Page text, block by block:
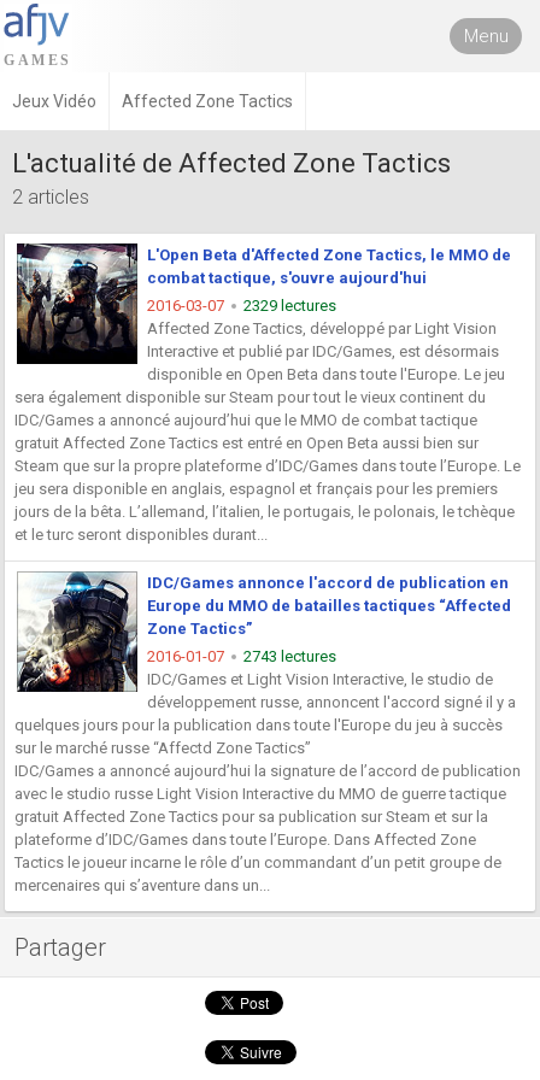
Menu
Jeux Vidéo Affected Zone Tactics
L'actualité de Affected Zone Tactics
2 articles
L'Open Beta d'Affected Zone Tactics, le MMO de
combat tactique, s'ouvre aujourd'hui
2016-03-07
2329 lectures
Affected Zone Tactics, développé par Light Vision
Interactive et publié par IDC/Games, est désormais
disponible en Open Beta dans toute l'Europe. Le jeu
sera également disponible sur Steam pour tout le vieux continent du
IDC/Games a annoncé aujourd’hui que le MMO de combat tactique
gratuit Affected Zone Tactics est entré en Open Beta aussi bien sur
Steam que sur la propre plateforme d’IDC/Games dans toute l’Europe. Le
jeu sera disponible en anglais, espagnol et français pour les premiers
jours de la bêta. L’allemand, l’italien, le portugais, le polonais, le tchèque
et le turc seront disponibles durant...
IDC/Games annonce l'accord de publication en
Europe du MMO de batailles tactiques “Affected
Zone Tactics”
2016-01-07
2743 lectures
IDC/Games et Light Vision Interactive, le studio de
développement russe, annoncent l'accord signé il y a
quelques jours pour la publication dans toute l'Europe du jeu à succès
sur le marché russe “Affectd Zone Tactics”
IDC/Games a annoncé aujourd’hui la signature de l’accord de publication
avec le studio russe Light Vision Interactive du MMO de guerre tactique
gratuit Affected Zone Tactics pour sa publication sur Steam et sur la
plateforme d’IDC/Games dans toute l’Europe. Dans Affected Zone
Tactics le joueur incarne le rôle d’un commandant d’un petit groupe de
mercenaires qui s’aventure dans un...
Partager